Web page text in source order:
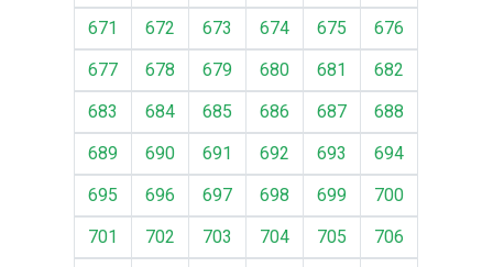
671
672 673 674 675
676
677
678 679 680 681
682
683
684 685 686 687
688
689
690 691 692 693
694
695
696 697 698 699
700
701
702 703 704 705
706